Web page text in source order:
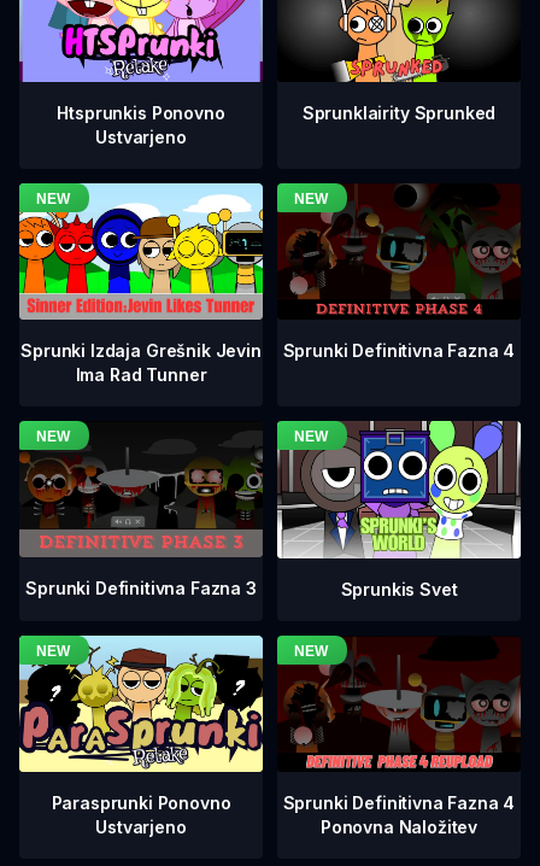
Htsprunkis Ponovno
Ustvarjeno
Sprunklairity Sprunked
Sprunki Izdaja Grešnik Jevin
Ima Rad Tunner
Sprunki Definitivna Fazna 4
Sprunki Definitivna Fazna 3 Sprunkis Svet
Parasprunki Ponovno
Ustvarjeno
Sprunki Definitivna Fazna 4
Ponovna Naložitev